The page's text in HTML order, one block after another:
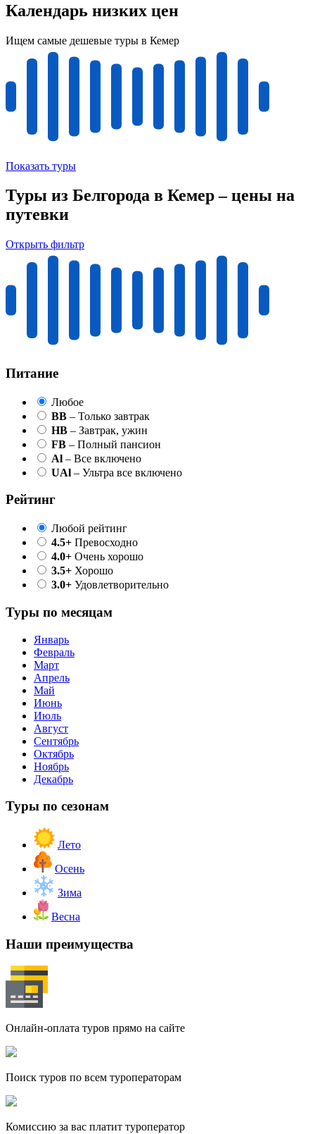
Календарь низких цен
Ищем самые дешевые туры в Кемер
Показать туры
Туры из Белгорода в Кемер – цены на
путевки
Открыть фильтр
Питание
Любое
BB – Только завтрак
HB – Завтрак, ужин
FB – Полный пансион
Al – Все включено
UAl – Ультра все включено
Рейтинг
Любой рейтинг
4.5+ Превосходно
4.0+ Очень хорошо
3.5+ Хорошо
3.0+ Удовлетворительно
Туры по месяцам
Январь
Февраль
Март
Апрель
Май
Июнь
Июль
Август
Сентябрь
Октябрь
Ноябрь
Декабрь
Туры по сезонам
Лето
Осень
Зима
Весна
Наши преимущества
Онлайн-оплата туров прямо на сайте
Поиск туров по всем туроператорам
Комиссию за вас платит туроператор